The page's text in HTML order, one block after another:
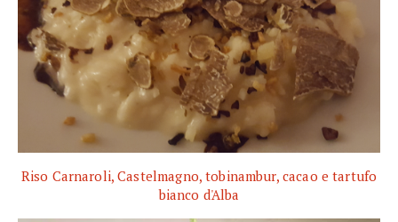
Riso Carnaroli, Castelmagno, tobinambur, cacao e tartufo
bianco d'Alba